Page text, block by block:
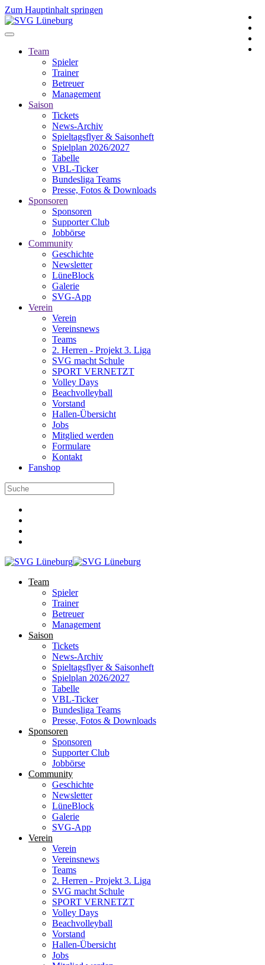
Zum Hauptinhalt springen
Team
Spieler
Trainer
Betreuer
Management
Saison
Tickets
News-Archiv
Spieltagsflyer & Saisonheft
Spielplan 2026/2027
Tabelle
VBL-Ticker
Bundesliga Teams
Presse, Fotos & Downloads
Sponsoren
Sponsoren
Supporter Club
Jobbörse
Community
Geschichte
Newsletter
LüneBlock
Galerie
SVG-App
Verein
Verein
Vereinsnews
Teams
2. Herren - Projekt 3. Liga
SVG macht Schule
SPORT VERNETZT
Volley Days
Beachvolleyball
Vorstand
Hallen-Übersicht
Jobs
Mitglied werden
Formulare
Kontakt
Fanshop
Team
Spieler
Trainer
Betreuer
Management
Saison
Tickets
News-Archiv
Spieltagsflyer & Saisonheft
Spielplan 2026/2027
Tabelle
VBL-Ticker
Bundesliga Teams
Presse, Fotos & Downloads
Sponsoren
Sponsoren
Supporter Club
Jobbörse
Community
Geschichte
Newsletter
LüneBlock
Galerie
SVG-App
Verein
Verein
Vereinsnews
Teams
2. Herren - Projekt 3. Liga
SVG macht Schule
SPORT VERNETZT
Volley Days
Beachvolleyball
Vorstand
Hallen-Übersicht
Jobs